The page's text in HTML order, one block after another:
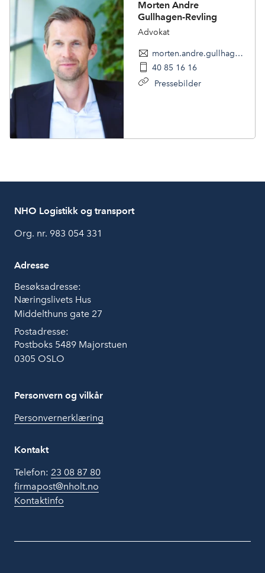
Morten Andre
Gullhagen-Revling
Advokat
morten.andre.gullhagen-revling@nholt.no
40 85 16 16
Pressebilder
NHO Logistikk og transport
Org. nr. 983 054 331
Adresse
Besøksadresse:
Næringslivets Hus
Middelthuns gate 27
Postadresse:
Postboks 5489 Majorstuen
0305 OSLO
Personvern og vilkår
Personvernerklæring
Kontakt
Telefon: 23 08 87 80
firmapost@nholt.no
Kontaktinfo